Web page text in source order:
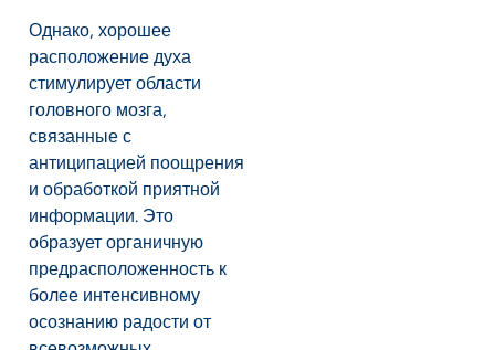
Однако, хорошее
расположение духа
стимулирует области
головного мозга,
связанные с
антиципацией поощрения
и обработкой приятной
информации. Это
образует органичную
предрасположенность к
более интенсивному
осознанию радости от